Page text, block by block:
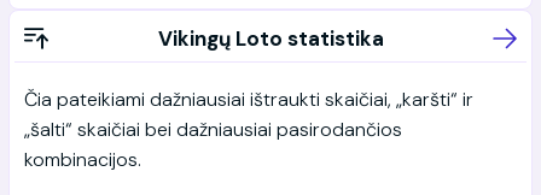
Vikingų Loto statistika
Čia pateikiami dažniausiai ištraukti skaičiai, „karšti“ ir
„šalti“ skaičiai bei dažniausiai pasirodančios
kombinacijos.